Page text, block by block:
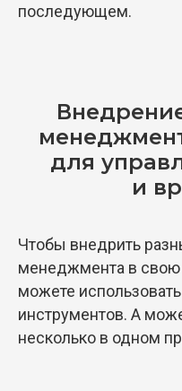
последующем.
для
и
Чтобы внедрить
менеджмента в свою
можете
инструментов. А
несколько в одном